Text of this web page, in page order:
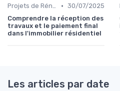
Projets de Rénovation • 30/07/2025
Comprendre la réception des
travaux et le paiement final
dans l'immobilier résidentiel
Les articles par date